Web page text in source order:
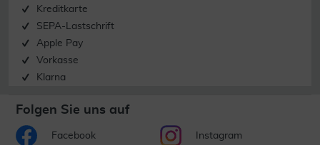
Kreditkarte
SEPA-Lastschrift
Apple Pay
Vorkasse
Klarna
Folgen Sie uns auf
Facebook Instagram